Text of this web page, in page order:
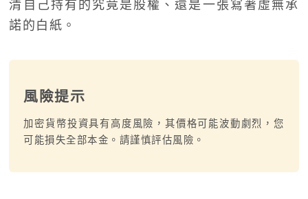
清自己持有的究竟是股權、還是一張寫著虛無承
諾的白紙。
風險提示
加密貨幣投資具有高度風險，其價格可能波動劇烈，您
可能損失全部本金。請謹慎評估風險。